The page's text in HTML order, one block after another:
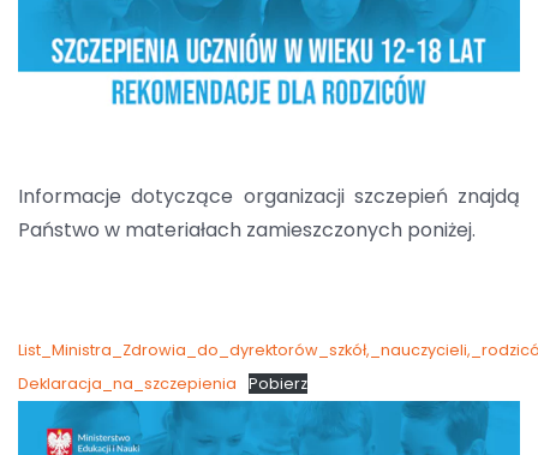
Informacje dotyczące organizacji szczepień znajdą
Państwo w materiałach zamieszczonych poniżej.
Deklaracja_na_szczepienia
Pobierz